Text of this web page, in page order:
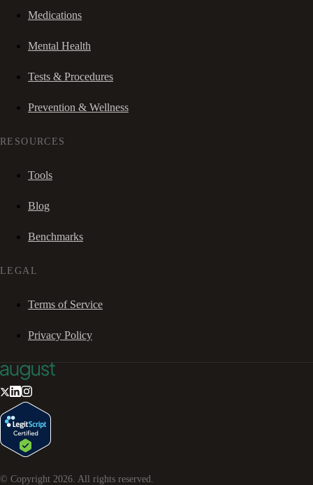
Medications
Mental Health
Tests & Procedures
Prevention & Wellness
RESOURCES
Tools
Blog
Benchmarks
LEGAL
Terms of Service
Privacy Policy
© Copyright 2026 . All rights reserved.